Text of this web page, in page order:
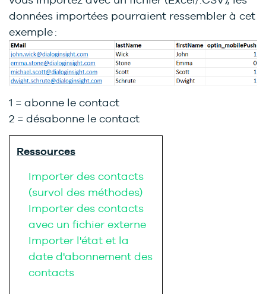
données importées pourraient ressembler à cet
exemple :
1 = abonne le contact
2 = désabonne le contact
Ressources
Importer des contacts
(survol des méthodes)
Importer des contacts
avec un fichier externe
Importer l'état et la
date d'abonnement des
contacts